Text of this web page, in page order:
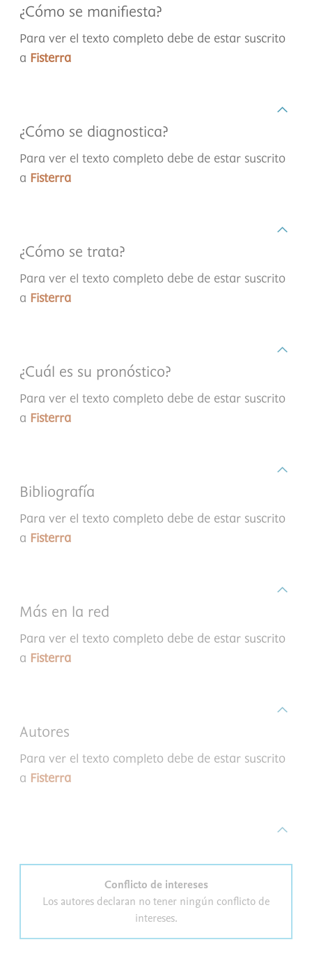
¿Cómo se manifiesta?
Para ver el texto completo debe de estar suscrito
a Fisterra
¿Cómo se diagnostica?
Para ver el texto completo debe de estar suscrito
a Fisterra
¿Cómo se trata?
Para ver el texto completo debe de estar suscrito
a Fisterra
¿Cuál es su pronóstico?
Para ver el texto completo debe de estar suscrito
a Fisterra
Bibliografía
Para ver el texto completo debe de estar suscrito
a Fisterra
Más en la red
Para ver el texto completo debe de estar suscrito
a Fisterra
Autores
Para ver el texto completo debe de estar suscrito
a Fisterra
Conflicto de intereses
Los autores declaran no tener ningún conflicto de
intereses.